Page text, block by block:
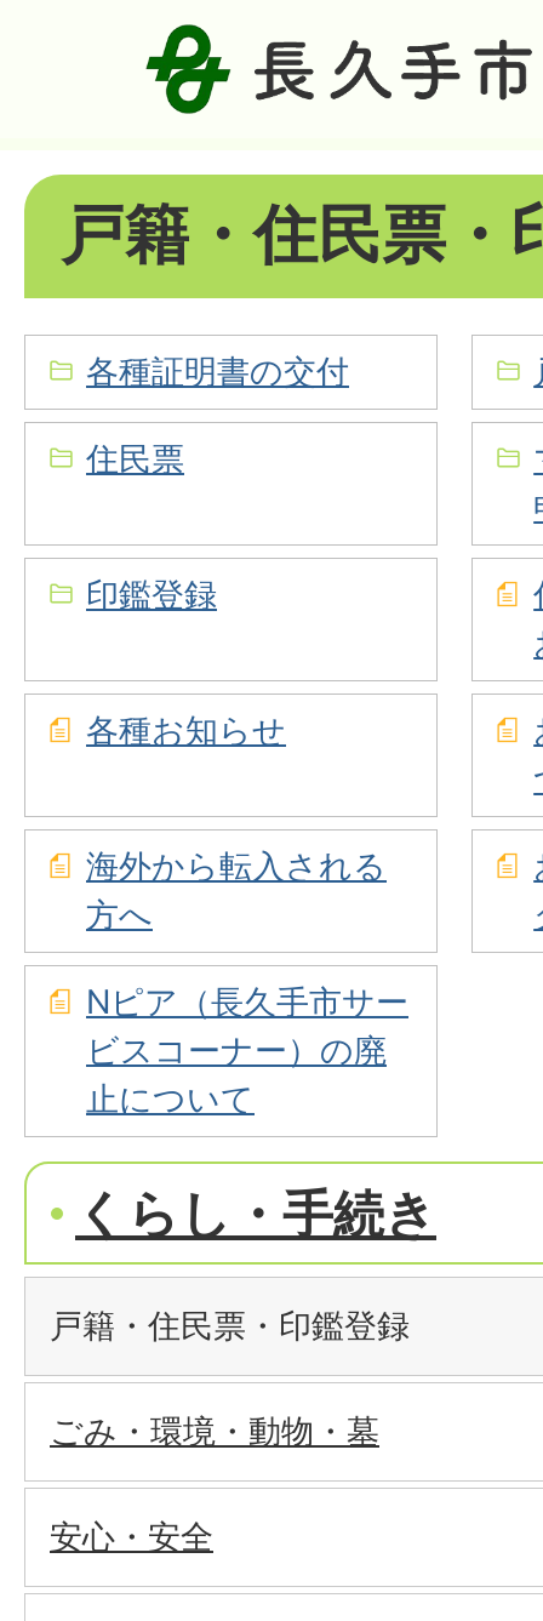
戸籍・住民票・
各種証明書の交付
住民票
印鑑登録
各種お知らせ
海外から転入される
方へ
Nピア（長久手市サー
ビスコーナー）の廃
止について
くらし・手続き
戸籍・住民票・印鑑登録
ごみ・環境・動物・墓
安心・安全